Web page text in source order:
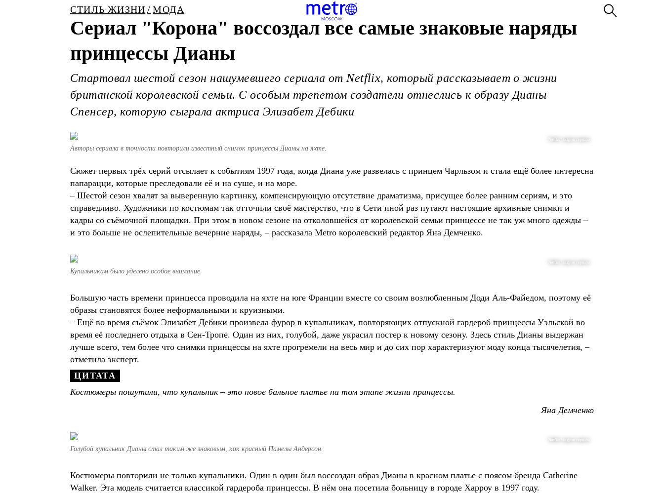
СТИЛЬ ЖИЗНИ МОДА
Сериал "Корона" воссоздал все самые знаковые наряды
принцессы Дианы
Стартовал шестой сезон нашумевшего сериала от Netflix, который рассказывает о жизни
британской королевской семьи. С особым трепетом создатели отнеслись к образу Дианы
Спенсер, которую сыграла актриса Элизабет Дебики
Netflix / кадр из сериала
Авторы сериала в точности повторили известный снимок принцессы Дианы на яхте.
Сюжет первых трёх серий отсылает к событиям 1997 года, когда Диана уже развелась с принцем Чарльзом и стала ещё более интересна
папарацци, которые преследовали её и на суше, и на море.
– Шестой сезон хвалят за выверенную картинку, компенсирующую отсутствие драматизма, присущее более ранним сериям, и это
справедливо. Художники по костюмам так отточили своё мастерство, что в Сети иной раз путают настоящие архивные снимки и
кадры со съёмочной площадки. При этом в новом сезоне на отколовшейся от королевской семьи принцессе не так уж много одежды –
и это больше не ослепительные вечерние наряды, – рассказала Metro королевский редактор Яна Демченко.
Netflix / кадр из сериала
Купальникам было уделено особое внимание.
Большую часть времени принцесса проводила на яхте на юге Франции вместе со своим возлюбленным Доди Аль-Файедом, поэтому её
образы становятся более неформальными и круизными.
– Ещё во время съёмок Элизабет Дебики произвела фурор в купальниках, повторяющих отпускной гардероб принцессы Уэльской во
время её последнего отдыха в Сен-Тропе. Один из них, голубой, даже украсил постер к новому сезону. Здесь стиль Дианы выдержан
лучше всего, тем более что снимки принцессы на яхте прогремели на весь мир и до сих пор характеризуют моду конца тысячелетия, –
отметила эксперт.
Костюмеры пошутили, что купальник – это новое бальное платье на том этапе жизни принцессы.
Яна Демченко
Netflix / кадр из сериала
Голубой купальник Дианы стал таким же знаковым, как красный Памелы Андерсон.
Костюмеры повторили не только купальники. Один в один был воссоздан образ Дианы в красном платье с поясом бренда Catherine
Walker. Эта модель считается классикой гардероба принцессы. В нём она посетила больницу в городе Харроу в 1997 году.